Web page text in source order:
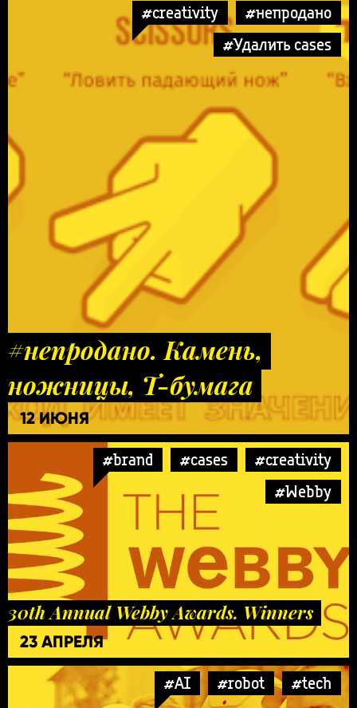
#creativity
#непродано
#Удалить cases
#непродано. Камень,
ножницы, Т-бумага
12 ИЮНЯ
#brand #cases
#creativity
#Webby
30th Annual Webby Awards. Winners
23 АПРЕЛЯ
#AI #robot #tech